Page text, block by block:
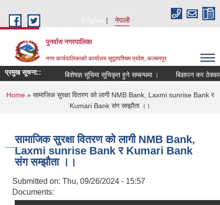
English
नेपाली
पुनर्वास नगरपालिका
नगर कार्यपालिकाको कार्यालय सुदूरपश्चिम प्रदेश, कञ्चनपुर
प्रमुख सूचना:: बिशेषज्ञ सूचिमा सूचिकृत हुने सम्बन्धमा । बिज्ञापन कर
You are here
Home» सामाजिक सुरक्षा वितरण को लागी NMB Bank, Laxmi sunrise Bank र
Kumari Bank संग सम्झौता ।।
सामाजिक सुरक्षा वितरण को लागी NMB Bank,
Laxmi sunrise Bank र Kumari Bank
संग सम्झौता ।।
Submitted on: Thu, 09/26/2024 - 15:57
Documents: